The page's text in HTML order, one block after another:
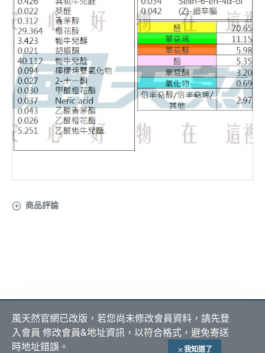
加入購物車
商品評論
隱私政策
購物須知
我的帳號
貨到付款
ATM 匯款
我知道了
風天然官網已改版，若您尚未修改會員資料，請先登
入會員 修改會員&地址資訊，以符合格式，避免寄送
時地址錯誤。